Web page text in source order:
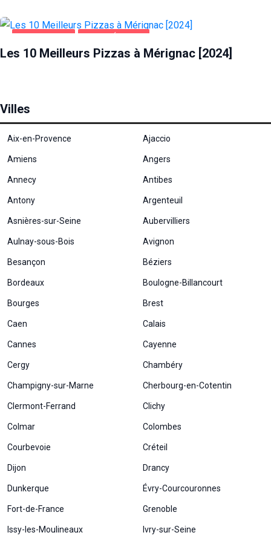
ALIMENTATION PIZZA MÉRIGNAC
Les 10 Meilleurs Pizzas à Mérignac [2024]
Villes
Aix-en-Provence Ajaccio
Amiens Angers
Annecy Antibes
Antony Argenteuil
Asnières-sur-Seine Aubervilliers
Aulnay-sous-Bois Avignon
Besançon Béziers
Bordeaux Boulogne-Billancourt
Bourges Brest
Caen Calais
Cannes Cayenne
Cergy Chambéry
Champigny-sur-Marne Cherbourg-en-Cotentin
Clermont-Ferrand Clichy
Colmar Colombes
Courbevoie Créteil
Dijon Drancy
Dunkerque Évry-Courcouronnes
Fort-de-France Grenoble
Issy-les-Moulineaux Ivry-sur-Seine